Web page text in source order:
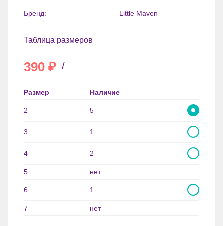
Бренд: Little Maven
Таблица размеров
390 ₽ /
Размер Наличие
2 5
3 1
4 2
5 нет
6 1
7 нет